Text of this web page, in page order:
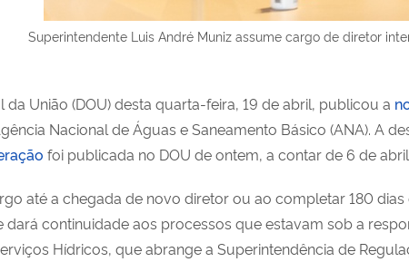
Superintendente Luis André Muniz assume cargo de diretor
da União (DOU) desta quarta-feira, 19 de abril, publicou a
Nacional de Águas e Saneamento Básico (ANA). A
foi publicada no DOU de ontem, a contar de 6 de
até a chegada de novo diretor ou ao completar 180
dará continuidade aos processos que estavam sob a
Hídricos, que abrange a Superintendência de